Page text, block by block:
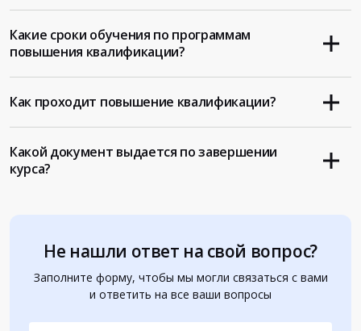
Не нашли ответ на свой вопрос?
Заполните форму, чтобы мы могли связаться с вами
и ответить на все ваши вопросы
Какие сроки обучения по программам
повышения квалификации?
Как проходит повышение квалификации?
Какой документ выдается по завершении
курса?